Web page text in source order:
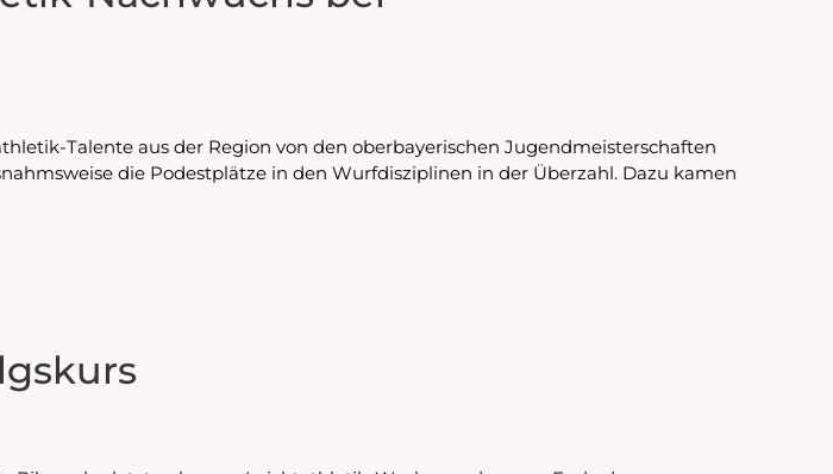
Talente aus der Region von den oberbayerischen Jugendmeisterschaften
die Podestplätze in den Wurfdisziplinen in der Überzahl. Dazu kamen